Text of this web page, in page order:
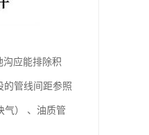
沟应能排除积
的管线间距参照
气） 、油质管